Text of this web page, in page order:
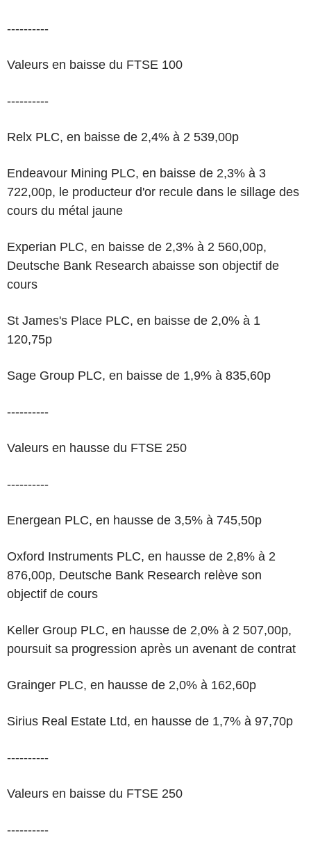
----------
Valeurs en baisse du FTSE 100
----------
Relx PLC, en baisse de 2,4% à 2 539,00p
Endeavour Mining PLC, en baisse de 2,3% à 3
722,00p, le producteur d'or recule dans le sillage des
cours du métal jaune
Experian PLC, en baisse de 2,3% à 2 560,00p,
Deutsche Bank Research abaisse son objectif de
cours
St James's Place PLC, en baisse de 2,0% à 1
120,75p
Sage Group PLC, en baisse de 1,9% à 835,60p
----------
Valeurs en hausse du FTSE 250
----------
Energean PLC, en hausse de 3,5% à 745,50p
Oxford Instruments PLC, en hausse de 2,8% à 2
876,00p, Deutsche Bank Research relève son
objectif de cours
Keller Group PLC, en hausse de 2,0% à 2 507,00p,
poursuit sa progression après un avenant de contrat
Grainger PLC, en hausse de 2,0% à 162,60p
Sirius Real Estate Ltd, en hausse de 1,7% à 97,70p
----------
Valeurs en baisse du FTSE 250
----------